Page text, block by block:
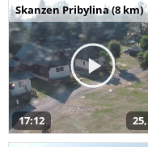
Skanzen Pribylina (8 km)
17:12